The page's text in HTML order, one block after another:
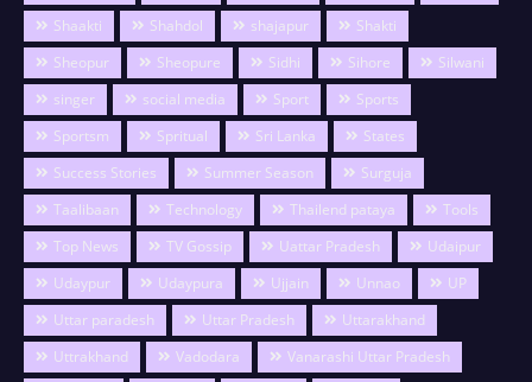
Shaakti
Shahdol shajapur
Shakti
Sheopur
Sheopure Sidhi Sihore
Silwani
singer
social media Sport
Sports
Sportsm
Spritual Sri Lanka
States
Success Stories
Summer Season
Surguja
Taalibaan
Technology Thailend pataya
Tools
Top News
TV Gossip Uattar Pradesh
Udaipur
Udaypur
Udaypura Ujjain Unnao
UP
Uttar paradesh
Uttar Pradesh
Uttarakhand
Uttrakhand
Vadodara
Vanarashi Uttar Pradesh